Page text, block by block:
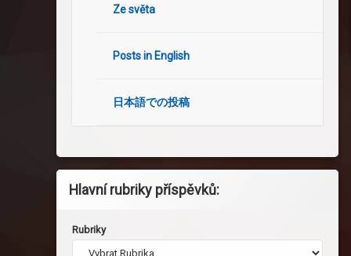
Ze světa
Posts in English
日本語での投稿
Hlavní rubriky příspěvků:
Rubriky